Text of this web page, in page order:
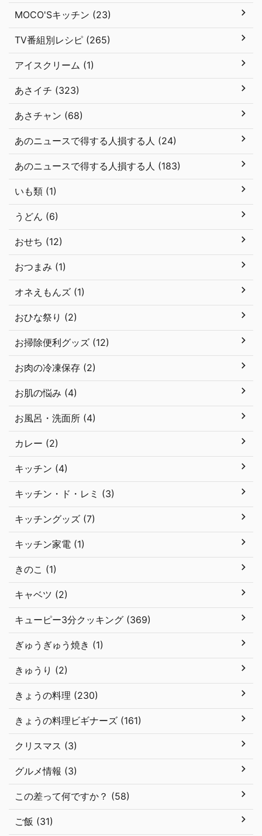
MOCO'Sキッチン (23)
TV番組別レシピ (265)
アイスクリーム (1)
あさイチ (323)
あさチャン (68)
あのニュースで得する人損する人 (24)
あのニュースで得する人損する人 (183)
いも類 (1)
うどん (6)
おせち (12)
おつまみ (1)
オネえもんズ (1)
おひな祭り (2)
お掃除便利グッズ (12)
お肉の冷凍保存 (2)
お肌の悩み (4)
お風呂・洗面所 (4)
カレー (2)
キッチン (4)
キッチン・ド・レミ (3)
キッチングッズ (7)
キッチン家電 (1)
きのこ (1)
キャベツ (2)
キューピー3分クッキング (369)
ぎゅうぎゅう焼き (1)
きゅうり (2)
きょうの料理 (230)
きょうの料理ビギナーズ (161)
クリスマス (3)
グルメ情報 (3)
この差って何ですか？ (58)
ご飯 (31)